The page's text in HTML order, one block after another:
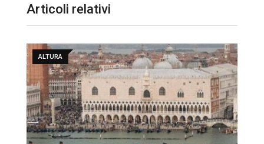
Articoli relativi
ALTURA